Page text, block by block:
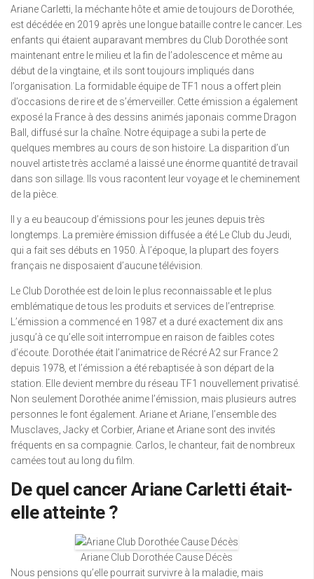
Ariane Carletti, la méchante hôte et amie de toujours de Dorothée,
est décédée en 2019 après une longue bataille contre le cancer. Les
enfants qui étaient auparavant membres du Club Dorothée sont
maintenant entre le milieu et la fin de l’adolescence et même au
début de la vingtaine, et ils sont toujours impliqués dans
l’organisation. La formidable équipe de TF1 nous a offert plein
d’occasions de rire et de s’émerveiller. Cette émission a également
exposé la France à des dessins animés japonais comme Dragon
Ball, diffusé sur la chaîne. Notre équipage a subi la perte de
quelques membres au cours de son histoire. La disparition d’un
nouvel artiste très acclamé a laissé une énorme quantité de travail
dans son sillage. Ils vous racontent leur voyage et le cheminement
de la pièce.
Il y a eu beaucoup d’émissions pour les jeunes depuis très
longtemps. La première émission diffusée a été Le Club du Jeudi,
qui a fait ses débuts en 1950. À l’époque, la plupart des foyers
français ne disposaient d’aucune télévision.
Le Club Dorothée est de loin le plus reconnaissable et le plus
emblématique de tous les produits et services de l’entreprise.
L’émission a commencé en 1987 et a duré exactement dix ans
jusqu’à ce qu’elle soit interrompue en raison de faibles cotes
d’écoute. Dorothée était l’animatrice de Récré A2 sur France 2
depuis 1978, et l’émission a été rebaptisée à son départ de la
station. Elle devient membre du réseau TF1 nouvellement privatisé.
Non seulement Dorothée anime l’émission, mais plusieurs autres
personnes le font également. Ariane et Ariane, l’ensemble des
Musclaves, Jacky et Corbier, Ariane et Ariane sont des invités
fréquents en sa compagnie. Carlos, le chanteur, fait de nombreux
camées tout au long du film.
De quel cancer Ariane Carletti était-
elle atteinte ?
Ariane Club Dorothée Cause Décès
Nous pensions qu’elle pourrait survivre à la maladie, mais